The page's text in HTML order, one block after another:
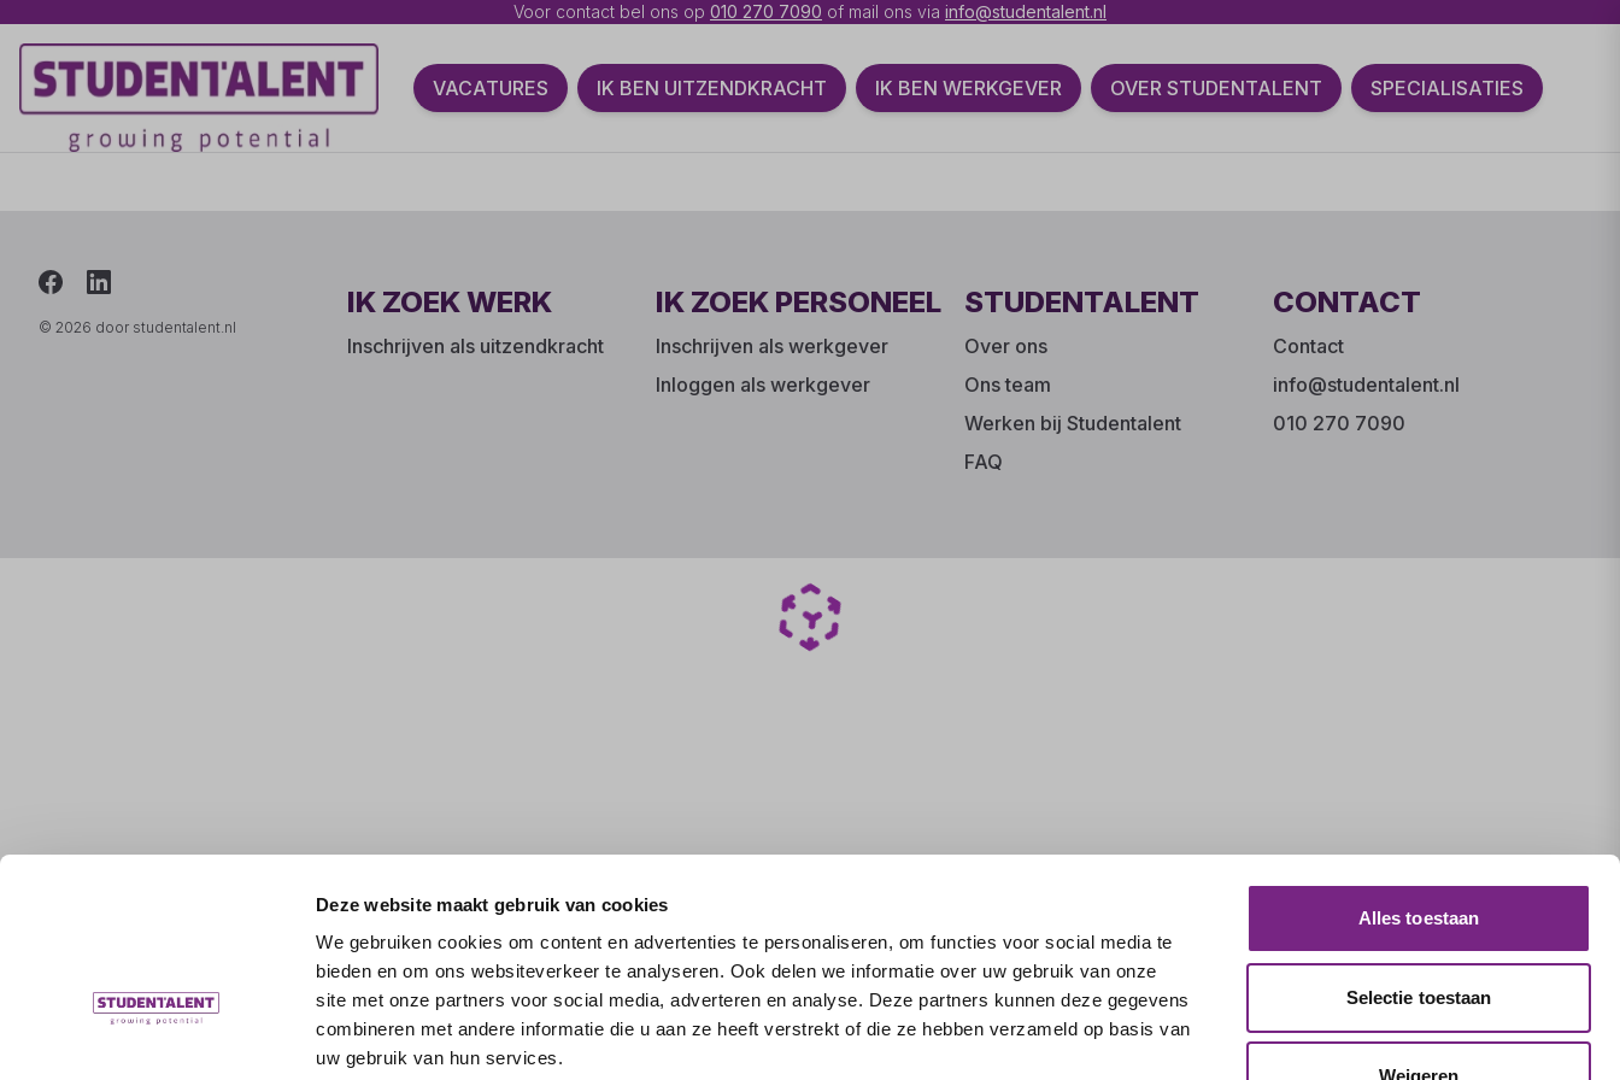
Deze website maakt gebruik van cookies
We gebruiken cookies om content en advertenties te personaliseren, om functies voor social media te
bieden en om ons websiteverkeer te analyseren. Ook delen we informatie over uw gebruik van onze
site met onze partners voor social media, adverteren en analyse. Deze partners kunnen deze gegevens
combineren met andere informatie die u aan ze heeft verstrekt of die ze hebben verzameld op basis van
uw gebruik van hun services.
Alles toestaan
Selectie toestaan
Weigeren
Voor contact bel ons op 010 270 7090 of mail ons via info@studentalent.nl
VACATURES IK BEN UITZENDKRACHT IK BEN WERKGEVER OVER STUDENTALENT SPECIALISATIES
© 2026 door studentalent.nl
IK ZOEK WERK
Inschrijven als uitzendkracht
IK ZOEK PERSONEEL
Inschrijven als werkgever
Inloggen als werkgever
STUDENTALENT
Over ons
Ons team
Werken bij Studentalent
FAQ
CONTACT
Contact
info@studentalent.nl
010 270 7090